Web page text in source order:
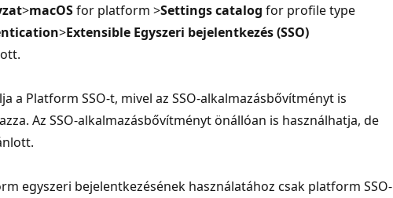
>macOSfor platform >Settings catalog for profile type
>Extensible Egyszeri bejelentkezés (SSO)
a Platform SSO-t, mivel az SSO-alkalmazásbővítményt is
Az SSO-alkalmazásbővítményt önállóan is használhatja, de
egyszeri bejelentkezésének használatához csak platform SSO-